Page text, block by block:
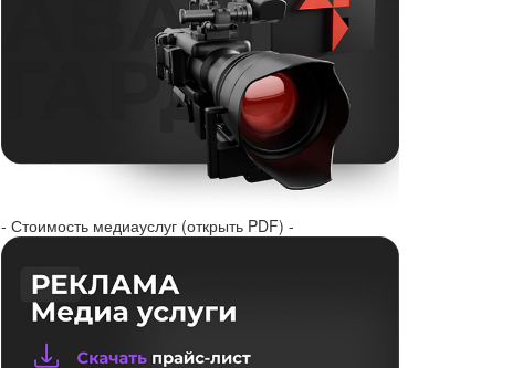
- Стоимость медиауслуг (открыть PDF) -